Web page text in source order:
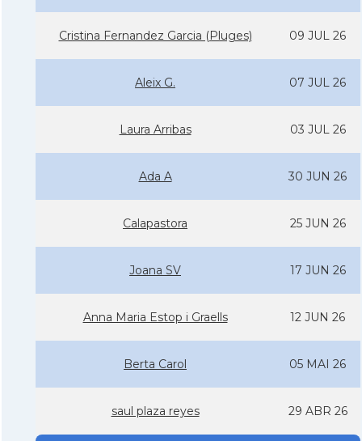
Cristina Fernandez Garcia (Pluges) 09 JUL 26
Aleix G. 07 JUL 26
Laura Arribas 03 JUL 26
Ada A 30 JUN 26
Calapastora 25 JUN 26
Joana SV 17 JUN 26
Anna Maria Estop i Graells 12 JUN 26
Berta Carol 05 MAI 26
saul plaza reyes 29 ABR 26